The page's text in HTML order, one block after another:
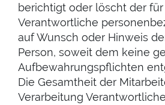
berichtigt oder löscht der
Verantwortliche
auf Wunsch oder Hinweis
Person, soweit dem keine
Aufbewahrungspflichten
Die Gesamtheit der
Verarbeitung